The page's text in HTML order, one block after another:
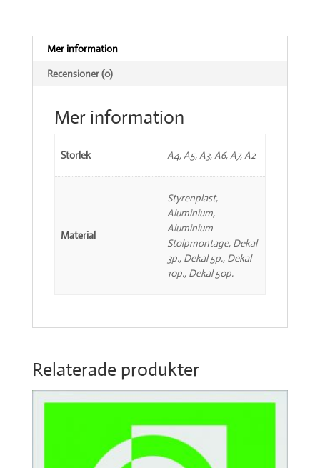
Mer information
Recensioner (0)
Mer information
Storlek A4, A5, A3, A6, A7, A2
Material
Styrenplast,
Aluminium,
Aluminium
Stolpmontage, Dekal
3p., Dekal 5p., Dekal
10p., Dekal 50p.
Relaterade produkter